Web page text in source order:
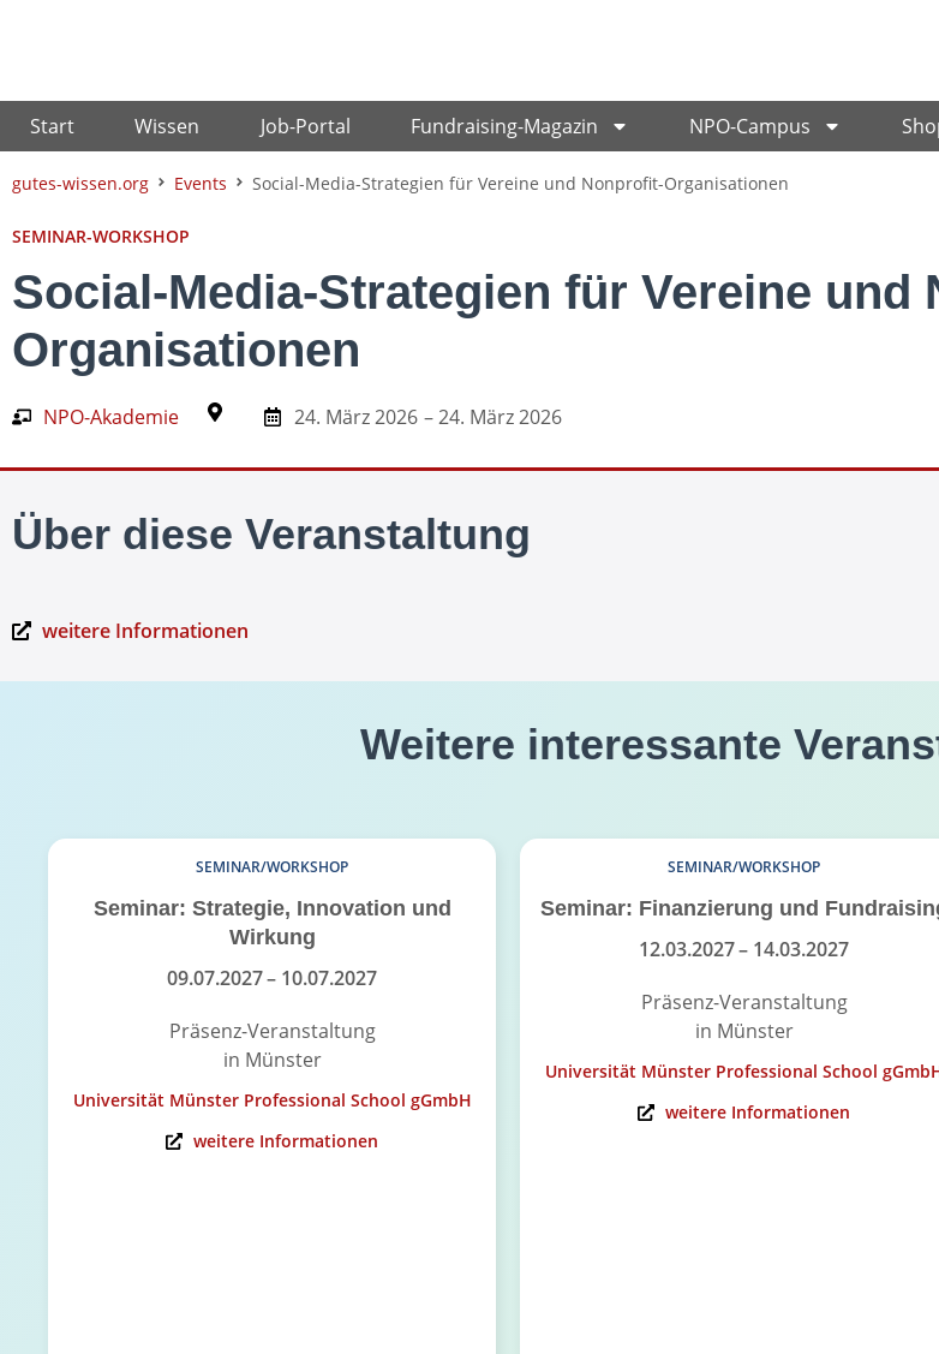
Start Wissen Job-Portal Fundraising-Magazin NPO-Campus
gutes-wissen.org Events Social-Media-Strategien für Vereine und Nonprofit-Organisationen
SEMINAR-WORKSHOP
Social-Media-Strategien für Vereine und
Organisationen
NPO-Akademie 24. März 2026 – 24. März 2026
Über diese Veranstaltung
weitere Informationen
Weitere interessante
SEMINAR/WORKSHOP
Seminar: Strategie, Innovation und
Wirkung
09.07.2027– 10.07.2027
Präsenz-Veranstaltung
in Münster
Universität Münster Professional School gGmbH
weitere Informationen
SEMINAR/WORKSHOP
Seminar: Finanzierung und
12.03.2027– 14.03.2027
Präsenz-Veranstaltung
in Münster
Universität Münster Professional School
weitere Informationen